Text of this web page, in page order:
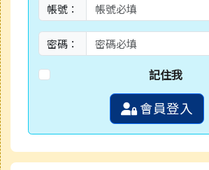
帳號：
密碼：
記住我
會員登入